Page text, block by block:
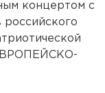
концертом с
российского